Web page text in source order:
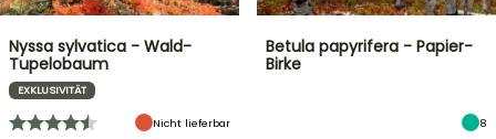
Nyssa sylvatica - Wald-
Tupelobaum
EXKLUSIVITÄT
Nicht lieferbar
Betula papyrifera - Papier-
Birke
8